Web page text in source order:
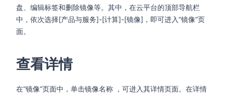
盘、编辑标签和删除镜像等。其中，在云平台的顶部导航栏
中，依次选择[产品与服务]-[计算]-[镜像]，即可进入“镜像”页
面。
查看详情
在“镜像”页面中，单击镜像名称 ，可进入其详情页面。在详情